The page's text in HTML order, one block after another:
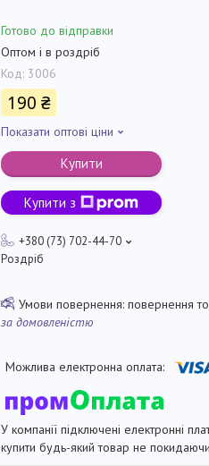
Готово до відправки
Оптом і в роздріб
Код: 3006
190 ₴
Показати оптові ціни
Купити
Купити з
+380 (73) 702-44-70
Роздріб
повернення
за домовленістю
У компанії підключені електронні
купити будь-який товар не